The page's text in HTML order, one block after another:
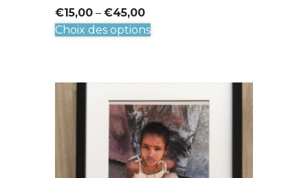
€15,00 – €45,00
Choix des optionsCe
Les
options
peuvent
être